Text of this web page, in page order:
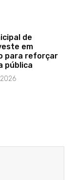
de
em
para reforçar
pública